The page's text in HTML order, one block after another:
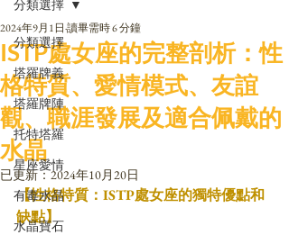
分類選擇
塔羅牌義
塔羅牌陣
托特塔羅
星座愛情
有毒水晶
水晶寶石
分類選擇
ISTP處女座的完整剖析：性
格特質、愛情模式、友誼
觀、職涯發展及適合佩戴的
水晶
2024年9月1日 讀畢需時 6 分鐘
已更新：2024年10月20日
【性格特質：ISTP處女座的獨特優點和
缺點】